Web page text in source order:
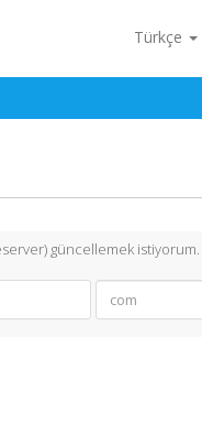
Türkçe
güncellemek istiyorum.